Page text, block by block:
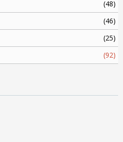
(48)
(46)
(25)
(92)